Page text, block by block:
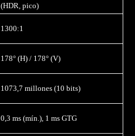
(HDR, pico)
1300:1
178° (H) / 178° (V)
1073,7 millones (10 bits)
0,3 ms (mín.), 1 ms GTG